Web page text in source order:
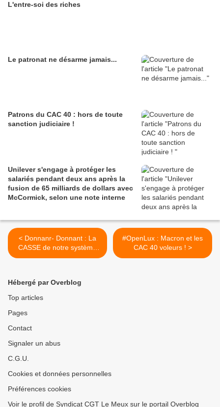
L'entre-soi des riches
Le patronat ne désarme jamais...
Patrons du CAC 40 : hors de toute
sanction judiciaire !
Unilever s'engage à protéger les
salariés pendant deux ans après la
fusion de 65 milliards de dollars avec
McCormick, selon une note interne
< Donnanr- Donnant : La
CASSE de notre système
de RETRAITES en échange
la Commission Européenne
#OpenLux​ : Macron et les
CAC 40 voleurs ! >
Hébergé par Overblog
Top articles
Pages
Contact
Signaler un abus
C.G.U.
Cookies et données personnelles
Préférences cookies
Voir le profil de Syndicat CGT Le Meux sur le portail Overblog